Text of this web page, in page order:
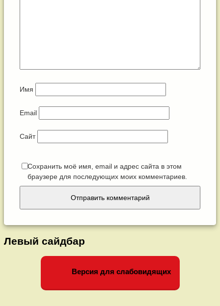
Имя
Email
Сайт
Сохранить моё имя, email и адрес сайта в этом
браузере для последующих моих комментариев.
Левый сайдбар
Версия для слабовидящих